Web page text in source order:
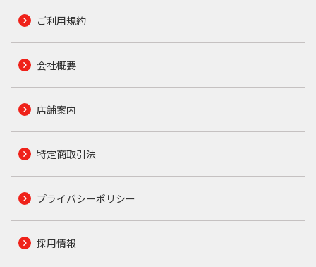
ご利用規約
会社概要
店舗案内
特定商取引法
プライバシーポリシー
採用情報